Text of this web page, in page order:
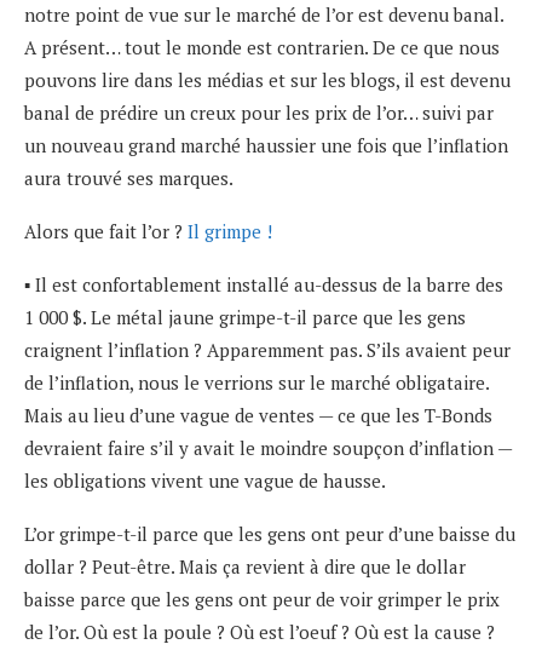
notre point de vue sur le marché de l’or est devenu banal.
A présent… tout le monde est contrarien. De ce que nous
pouvons lire dans les médias et sur les blogs, il est devenu
banal de prédire un creux pour les prix de l’or… suivi par
un nouveau grand marché haussier une fois que l’inflation
aura trouvé ses marques.
Alors que fait l’or ? Il grimpe !
▪ Il est confortablement installé au-dessus de la barre des
1 000 $. Le métal jaune grimpe-t-il parce que les gens
craignent l’inflation ? Apparemment pas. S’ils avaient peur
de l’inflation, nous le verrions sur le marché obligataire.
Mais au lieu d’une vague de ventes — ce que les T-Bonds
devraient faire s’il y avait le moindre soupçon d’inflation —
les obligations vivent une vague de hausse.
L’or grimpe-t-il parce que les gens ont peur d’une baisse du
dollar ? Peut-être. Mais ça revient à dire que le dollar
baisse parce que les gens ont peur de voir grimper le prix
de l’or. Où est la poule ? Où est l’oeuf ? Où est la cause ?